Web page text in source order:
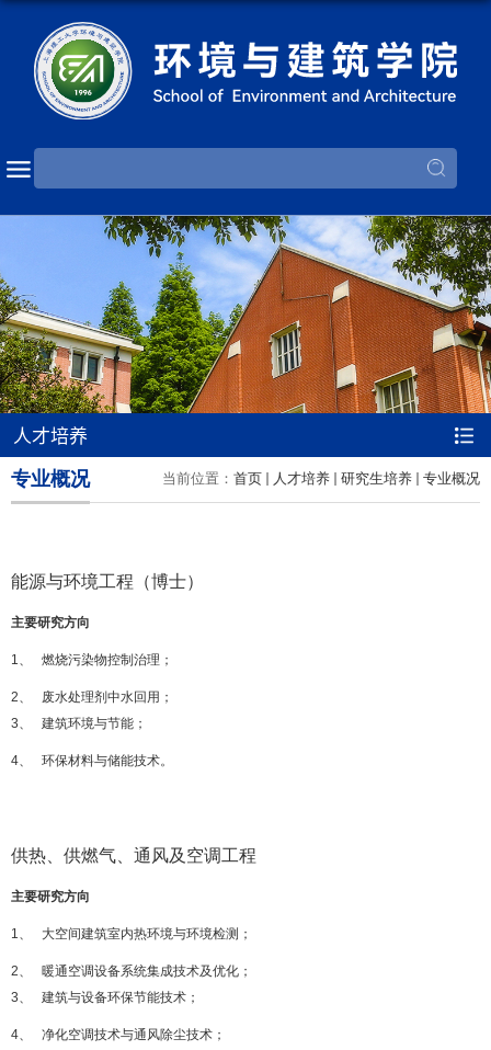
人才培养
当前位置： 首页 人才培养 研究生培养 专业概况
专业概况
能源与环境工程（博士）
主要研究方向
1、 燃烧污染物控制治理；
2、 废水处理剂中水回用；
3、 建筑环境与节能；
4、 环保材料与储能技术。
供热、供燃气、通风及空调工程
主要研究方向
1、 大空间建筑室内热环境与环境检测；
2、 暖通空调设备系统集成技术及优化；
3、 建筑与设备环保节能技术；
4、 净化空调技术与通风除尘技术；